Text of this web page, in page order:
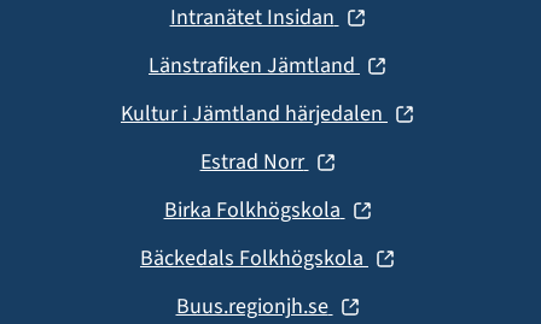
nytt
fönster)
Intranätet Insidan (öppnas
nytt
fönster)
Länstrafiken Jämtland (öppnas
nytt
Kultur i Jämtland härjedalen (öppnas
Estrad Norr (öppnas
nytt
fönster)
Birka Folkhögskola (öppnas
nytt
fönster)
Bäckedals Folkhögskola (öppnas
Buus.regionjh.se (öppnas